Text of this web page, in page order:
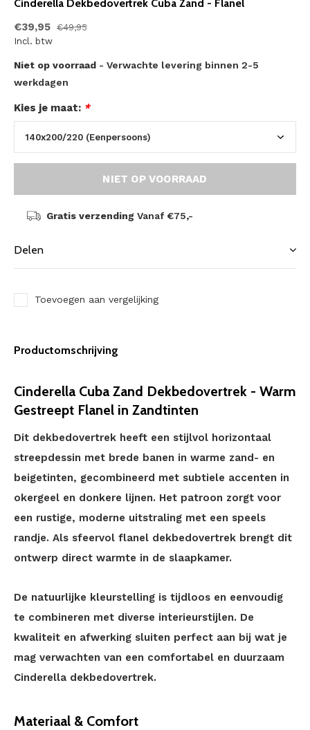
Cinderella Dekbedovertrek Cuba Zand - Flanel
€39,95 €49,95
Incl. btw
Niet op voorraad - Verwachte levering binnen 2-5
werkdagen
Kies je maat: *
NIET OP VOORRAAD
Gratis verzending Vanaf €75,-
Delen
Toevoegen aan vergelijking
Productomschrijving
Cinderella Cuba Zand Dekbedovertrek - Warm
Gestreept Flanel in Zandtinten
Dit dekbedovertrek heeft een stijlvol horizontaal
streepdessin met brede banen in warme zand- en
beigetinten, gecombineerd met subtiele accenten in
okergeel en donkere lijnen. Het patroon zorgt voor
een rustige, moderne uitstraling met een speels
randje. Als sfeervol flanel dekbedovertrek brengt dit
ontwerp direct warmte in de slaapkamer.
De natuurlijke kleurstelling is tijdloos en eenvoudig
te combineren met diverse interieurstijlen. De
kwaliteit en afwerking sluiten perfect aan bij wat je
mag verwachten van een comfortabel en duurzaam
Cinderella dekbedovertrek.
Materiaal & Comfort